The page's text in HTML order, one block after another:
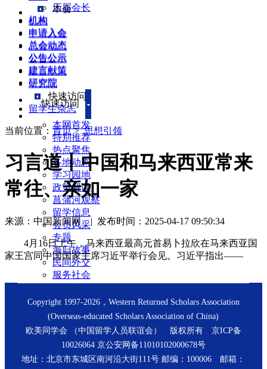
历届会长
机构
申请入会
总会动态
公告公示
建言献策
研究院
快速访问
本网首发
特别推荐
热点聚焦
各地动态
学习园地
政策解读
菖蒲河观察
留学信息
会员风采
专题
海归故事
民间外交
服务社会
新闻回音
留学生杂志
本会
机构
申请入会
总会动态
公告公示
建言献策
研究院
快速访问
留学生杂志
当前位置： 首页>思想引领
习言道丨中国和马来西亚常来
常往、亲如一家
来源：中国新闻网 | 发布时间：2025-04-17 09:50:34
4月16日上午，马来西亚最高元首易卜拉欣在马来西亚国
家王宫同中国国家主席习近平举行会见。习近平指出——